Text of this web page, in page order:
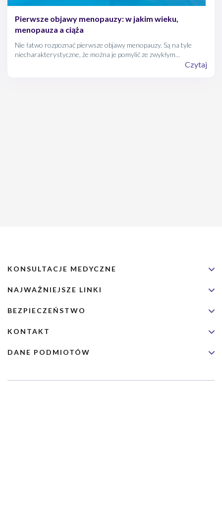
Pierwsze objawy menopauzy: w jakim wieku,
menopauza a ciąża
Nie łatwo rozpoznać pierwsze objawy menopauzy. Są na tyle
niecharakterystyczne, że można je pomylić ze zwykłym
przepracowaniem czy początkowymi objawami ciąży. Pewność,
Czytaj
KONSULTACJE MEDYCZNE
NAJWAŻNIEJSZE LINKI
BEZPIECZEŃSTWO
KONTAKT
DANE PODMIOTÓW